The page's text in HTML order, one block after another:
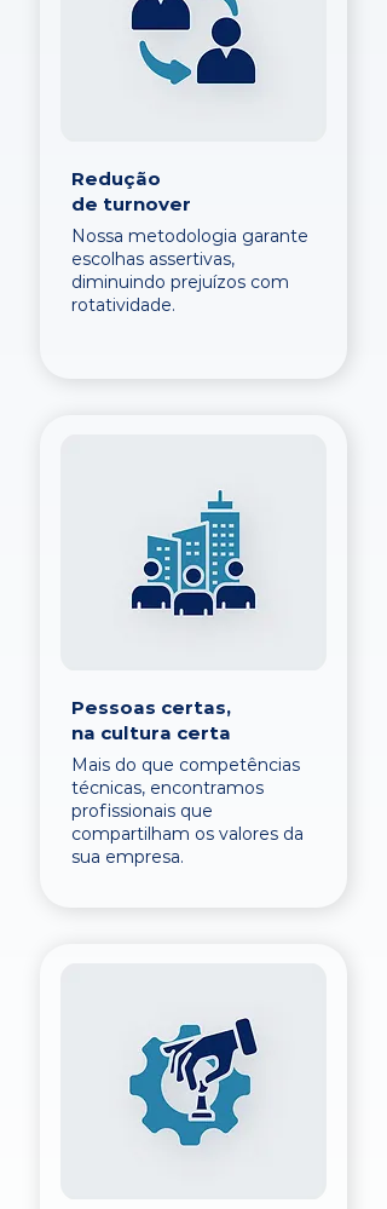
Redução
de turnover
Nossa metodologia garante
escolhas assertivas,
diminuindo prejuízos com
rotatividade.
Pessoas certas,
na cultura certa
Mais do que competências
técnicas, encontramos
profissionais que
compartilham os valores da
sua empresa.